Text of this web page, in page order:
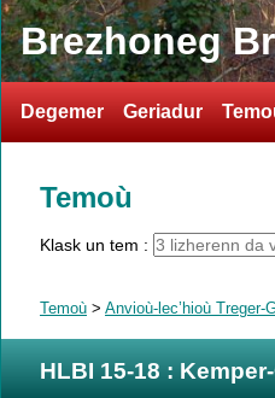
Brezhoneg
Degemer Geriadur
Temoù
Klask un tem :
Temoù > Anvioù-lec’hioù Treger-
HLBI 15-18 :